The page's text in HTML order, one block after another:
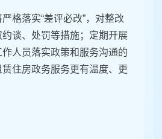
格落实“差评必改”，对整改
谈、处罚等措施；定期开展
人员落实政策和服务沟通的
住房政务服务更有温度、更